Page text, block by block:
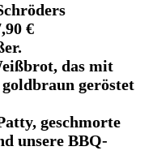
€
das mit
geröstet
geschmorte
unsere BBQ-